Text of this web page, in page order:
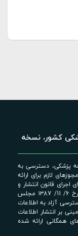
کشور، نسخه
پزشکی، دسترسی به
لازم برای ارائه
اجرای قانون انتشار و
دسترسی آزاد به اطلاعات مصوب جلسه علنی مورخ 6/ 11/ ۱۳87 مجلس
آزاد به اطلاعات
مبنی بر انتشار اطلاعات
همگانی ارائه شده